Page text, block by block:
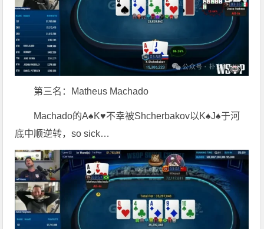
第三名：Matheus Machado
Machado的A♠K♥不幸被Shcherbakov以K♠J♠于河
底中顺逆转，so sick…